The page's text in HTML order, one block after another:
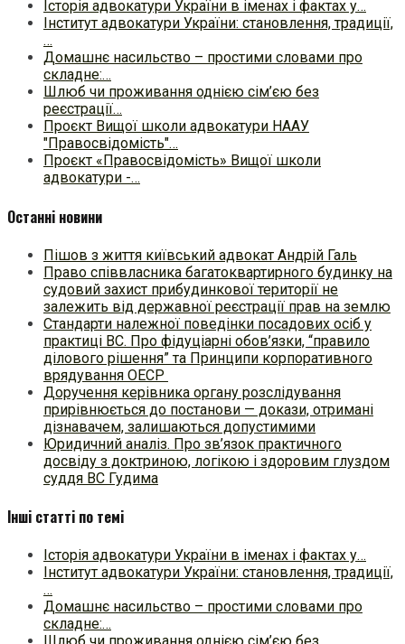
Історія адвокатури України в іменах і фактах у…
Інститут адвокатури України: становлення, традиції,
…
Домашнє насильство – простими словами про
складне:…
Шлюб чи проживання однією сім’єю без
реєстрації…
Проєкт Вищої школи адвокатури НААУ
"Правосвідомість"…
Проєкт «Правосвідомість» Вищої школи
адвокатури -…
Останні новини
Пішов з життя київський адвокат Андрій Галь
Право співвласника багатоквартирного будинку на
судовий захист прибудинкової території не
залежить від державної реєстрації прав на землю
Стандарти належної поведінки посадових осіб у
практиці ВC. Про фідуціарні обов’язки, “правило
ділового рішення” та Принципи корпоративного
врядування ОЕСР
Доручення керівника органу розслідування
прирівнюється до постанови — докази, отримані
дізнавачем, залишаються допустимими
Юридичний аналіз. Про зв’язок практичного
досвіду з доктриною, логікою і здоровим глуздом
суддя ВС Гудима
Інші статті по темі
Історія адвокатури України в іменах і фактах у…
Інститут адвокатури України: становлення, традиції,
…
Домашнє насильство – простими словами про
складне:…